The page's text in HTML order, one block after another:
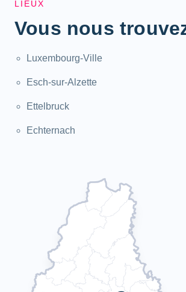
LIEUX
Vous nous
Luxembourg-Ville
Esch-sur-Alzette
Ettelbruck
Echternach